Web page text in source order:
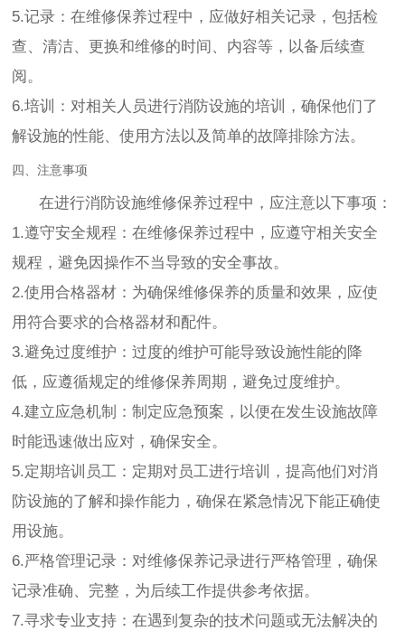
5.记录：在维修保养过程中，应做好相关记录，包括检
查、清洁、更换和维修的时间、内容等，以备后续查
阅。
6.培训：对相关人员进行消防设施的培训，确保他们了
解设施的性能、使用方法以及简单的故障排除方法。
四、注意事项
在进行消防设施维修保养过程中，应注意以下事项：
1.遵守安全规程：在维修保养过程中，应遵守相关安全
规程，避免因操作不当导致的安全事故。
2.使用合格器材：为确保维修保养的质量和效果，应使
用符合要求的合格器材和配件。
3.避免过度维护：过度的维护可能导致设施性能的降
低，应遵循规定的维修保养周期，避免过度维护。
4.建立应急机制：制定应急预案，以便在发生设施故障
时能迅速做出应对，确保安全。
5.定期培训员工：定期对员工进行培训，提高他们对消
防设施的了解和操作能力，确保在紧急情况下能正确使
用设施。
6.严格管理记录：对维修保养记录进行严格管理，确保
记录准确、完整，为后续工作提供参考依据。
7.寻求专业支持：在遇到复杂的技术问题或无法解决的